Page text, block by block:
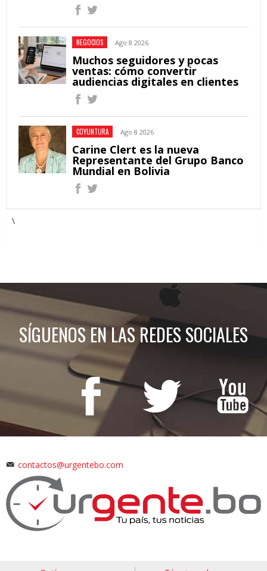
NEGOCIOS Ago 8 2026
Muchos seguidores y pocas
ventas: cómo convertir
audiencias digitales en clientes
COYUNTURA Ago 8 2026
Carine Clert es la nueva
Representante del Grupo Banco
Mundial en Bolivia
\
SÍGUENOS EN LAS REDES SOCIALES
contactos@urgentebo.com